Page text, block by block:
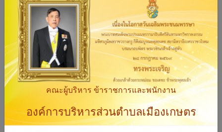
คณะผู้บริหาร ข้าราชการและพนักงาน
องค์การบริหารส่วนตำบลเมืองเกษตร